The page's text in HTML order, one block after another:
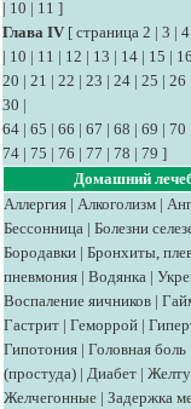
| 10 | 11 ]
Глава IV [ страница 2 | 3 | 4
| 10 | 11 | 12 | 13 | 14 | 15 | 16
20 | 21 | 22 | 23 | 24 | 25 | 26
30 |
64 | 65 | 66 | 67 | 68 | 69 | 70
74 | 75 | 76 | 77 | 78 | 79 ]
Домашний
Аллергия | Алкоголизм |
Бессонница | Болезни
Бородавки | Бронхиты,
пневмония | Водянка |
Воспаление яичников |
Гастрит | Геморрой |
Гипотония | Головная боль
(простуда) | Диабет |
Желчегонные | Задержка